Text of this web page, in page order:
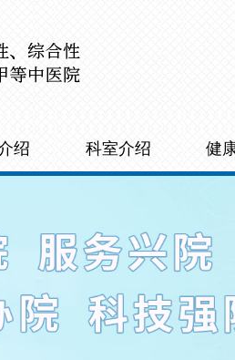
绍 科室介绍 健